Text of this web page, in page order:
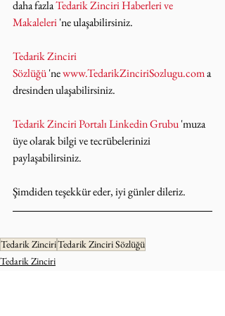
daha fazla Tedarik Zinciri Haberleri ve
Makaleleri 'ne ulaşabilirsiniz.
Tedarik Zinciri
Sözlüğü 'ne www.TedarikZinciriSozlugu.com a
dresinden ulaşabilirsiniz.
Tedarik Zinciri Portalı Linkedin Grubu 'muza
üye olarak bilgi ve tecrübelerinizi
paylaşabilirsiniz.
Şimdiden teşekkür eder, iyi günler dileriz.
Tedarik ZinciriTedarik Zinciri Sözlüğü
Tedarik Zinciri